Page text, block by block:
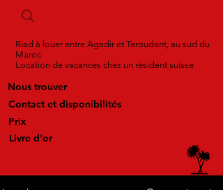
Riad à louer entre Agadir et Taroudant, au sud du
Maroc
Location de vacances chez un résident suisse
Nous trouver
Contact et disponibilités
Prix
Livre d'or